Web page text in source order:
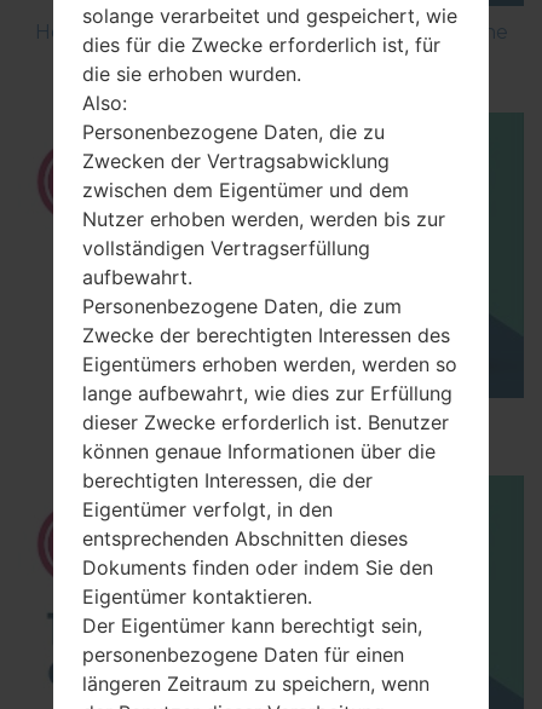
How to Flash Stock Firmware on LG Smartphone
using LG UP?
How to Hard Reset on LG Escape P870?
solange verarbeitet und gespeichert, wie
dies für die Zwecke erforderlich ist, für
die sie erhoben wurden.
Also:
Personenbezogene Daten, die zu
Zwecken der Vertragsabwicklung
zwischen dem Eigentümer und dem
Nutzer erhoben werden, werden bis zur
vollständigen Vertragserfüllung
aufbewahrt.
Personenbezogene Daten, die zum
Zwecke der berechtigten Interessen des
Eigentümers erhoben werden, werden so
lange aufbewahrt, wie dies zur Erfüllung
dieser Zwecke erforderlich ist. Benutzer
können genaue Informationen über die
berechtigten Interessen, die der
Eigentümer verfolgt, in den
entsprechenden Abschnitten dieses
Dokuments finden oder indem Sie den
Eigentümer kontaktieren.
Der Eigentümer kann berechtigt sein,
personenbezogene Daten für einen
längeren Zeitraum zu speichern, wenn